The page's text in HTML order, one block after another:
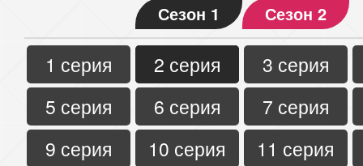
Сезон 1 Сезон 2
1 серия 2 серия
3 серия
5 серия
6 серия
7 серия
9 серия
10 серия
11 серия